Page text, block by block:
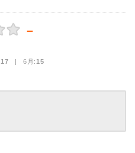
－
17 | 6月:15